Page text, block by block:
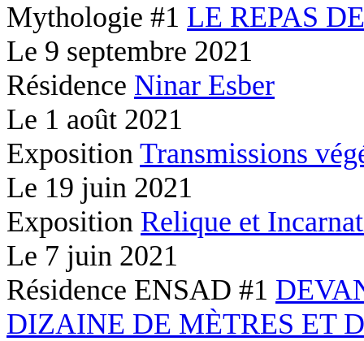
Mythologie #1 LE REPAS
Le 9 septembre 2021
Résidence Ninar Esber
Le 1 août 2021
Exposition Transmissions
Le 19 juin 2021
Exposition Relique et
Le 7 juin 2021
Résidence ENSAD #1
DIZAINE DE MÈTRES ET